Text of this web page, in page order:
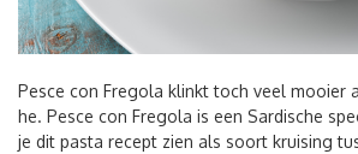
Pesce con Fregola klinkt toch veel mooier
he. Pesce con Fregola is een Sardische
je dit pasta recept zien als soort kruising